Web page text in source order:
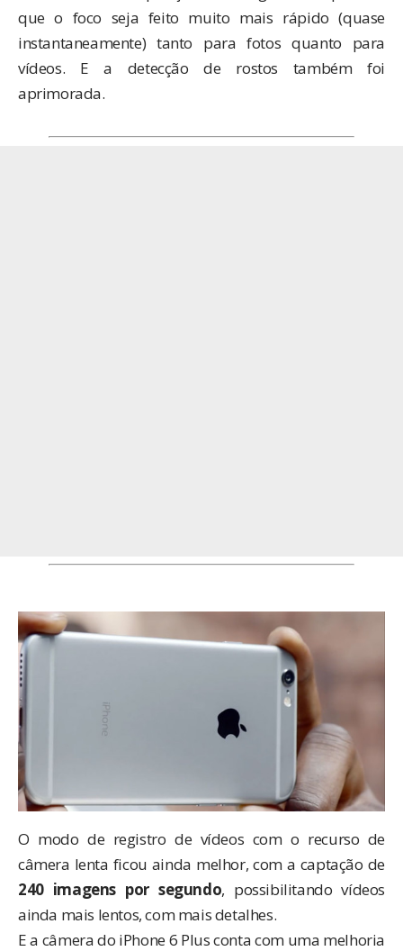
que o foco seja feito muito mais rápido (quase
instantaneamente) tanto para fotos quanto para
vídeos. E a detecção de rostos também foi
aprimorada.
O modo de registro de vídeos com o recurso de
câmera lenta ficou ainda melhor, com a captação de
240 imagens por segundo, possibilitando vídeos
ainda mais lentos, com mais detalhes.
E a câmera do iPhone 6 Plus conta com uma melhoria